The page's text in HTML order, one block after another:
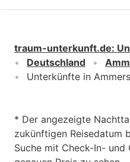
traum-unterkunft.de:
Deutschland
Unterkünfte in
* Der angezeigte
zukünftigen Reisedatum
Suche mit Check-In-